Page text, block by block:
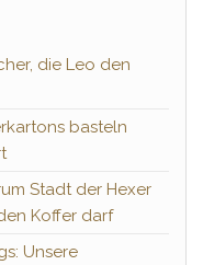
die Leo den
basteln
Stadt der Hexer
Koffer darf
Unsere